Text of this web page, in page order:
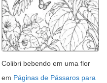
Colibri bebendo em uma flor
em Páginas de Pássaros para